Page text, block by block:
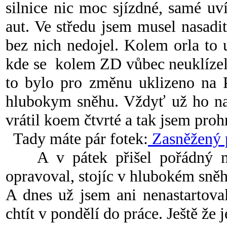
silnice nic moc sjízdné, samé
aut. Ve středu jsem musel
bez nich nedojel. Kolem orla to
kde se kolem ZD vůbec
to bylo pro změnu uklizeno na
hlubokym sněhu. Vždyť už ho
vrátil koem čtvrté a tak jsem
Tady máte pár fotek:
A v pátek přišel pořádný
opravoval, stojíc v hlubokém
A dnes už jsem ani
chtít v pondělí do práce. Ještě že